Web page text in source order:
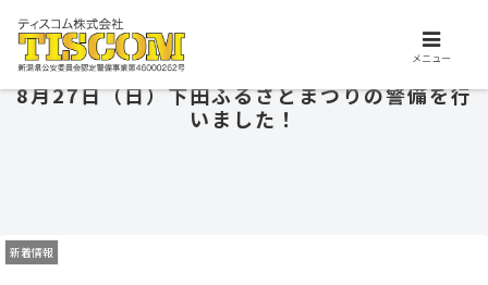
交通誘導、施設警備、保安警備はお任せ下さい。ティスコム株式会社は、安
心安全を支えるプロフェッショナル集団です。
8月27日（日）下田ふるさとまつりの警備を行
いました！
新着情報
メニュー